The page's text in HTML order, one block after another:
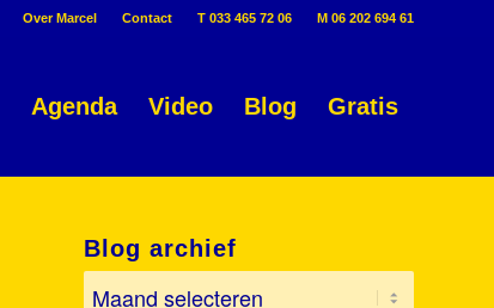
Over Marcel Contact T 033 465 72 06 M 06 202 694 61
Agenda Video Blog Gratis
Blog archief